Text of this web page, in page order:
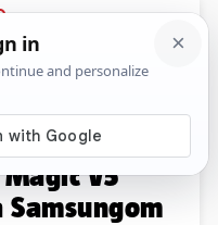
Komentari
V5